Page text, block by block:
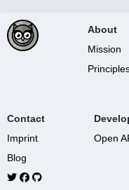
About
Mission
Contact
Imprint
Blog
Open